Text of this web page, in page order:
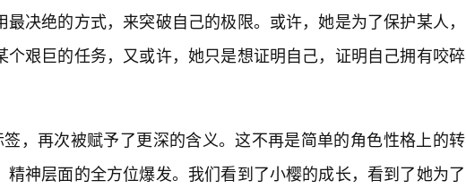
决绝的方式，来突破自己的极限。或许，她是为了保护某人，
个艰巨的任务，又或许，她只是想证明自己，证明自己拥有咬碎
签，再次被赋予了更深的含义。这不再是简单的角色性格上的转
精神层面的全方位爆发。我们看到了小樱的成长，看到了她为了